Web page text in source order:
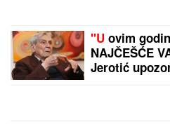
"U ovim
NAJČEŠĆE
Jerotić